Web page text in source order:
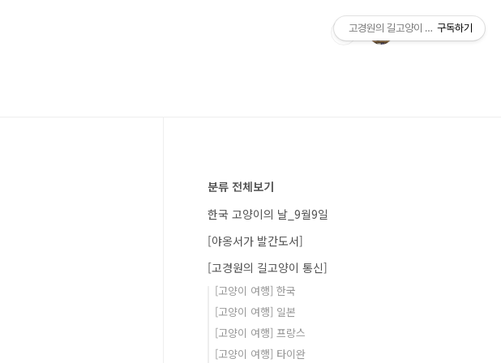
분류 전체보기
한국 고양이의 날_9월9일
[야옹서가 발간도서]
[고경원의 길고양이 통신]
[고양이 여행] 한국
[고양이 여행] 일본
[고양이 여행] 프랑스
[고양이 여행] 타이완
고경원의 길고양이 통신+야옹서가
구독하기